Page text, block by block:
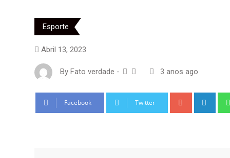
Esporte
Abril 13, 2023
By Fato verdade - 3 anos ago
Facebook Twitter Google+